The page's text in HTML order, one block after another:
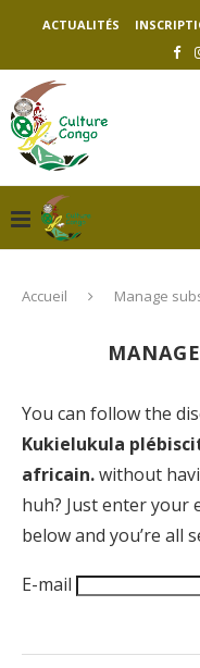
ACTUALITÉS
Accueil Manage
You can follow the
Kukielukula
africain.without
huh? Just enter your
below and you’re all
E-mail